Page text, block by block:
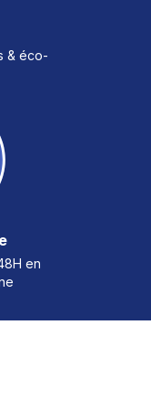
& éco-
en